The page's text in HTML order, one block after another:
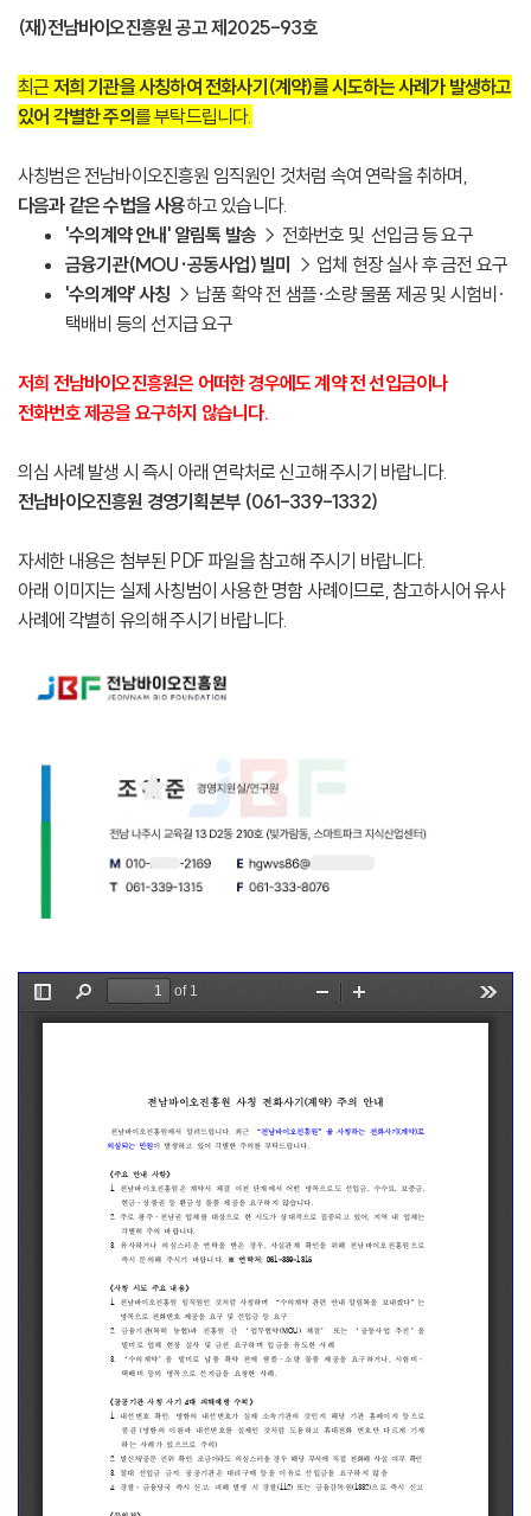
(재)전남바이오진흥원 공고 제2025-93호
최근 저희 기관을 사칭하여 전화사기(계약)를 시도하는 사례가 발생하고
있어 각별한 주의를 부탁드립니다.
사칭범은 전남바이오진흥원 임직원인 것처럼 속여 연락을 취하며,
다음과 같은 수법을 사용하고 있습니다.
'수의계약 안내' 알림톡 발송 → 전화번호 및 선입금 등 요구
금융기관(MOU·공동사업) 빌미
→ 업체 현장 실사 후 금전 요구
'수의계약'사칭 → 납품 확약 전 샘플·소량 물품 제공 및 시험비·
택배비 등의 선지급 요구
저희 전남바이오진흥원은 어떠한 경우에도 계약 전 선입금이나
전화번호 제공을 요구하지 않습니다.
의심 사례 발생 시 즉시 아래 연락처로 신고해 주시기 바랍니다.
전남바이오진흥원 경영기획본부 (061-339-1332)
자세한 내용은 첨부된 PDF 파일을 참고해 주시기 바랍니다.
아래 이미지는 실제 사칭범이 사용한 명함 사례이므로, 참고하시어 유사
사례에 각별히 유의해 주시기 바랍니다.